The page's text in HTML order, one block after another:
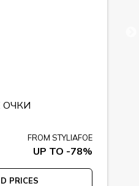
FROM STYLIAFOE
UP TO -78%
PRICES